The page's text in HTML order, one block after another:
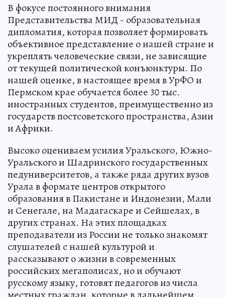
В фокусе постоянного внимания
Представительства МИД - образовательная
дипломатия, которая позволяет формировать
объективное представление о нашей стране и
укреплять человеческие связи, не зависящие
от текущей политической конъюнктуры. По
нашей оценке, в настоящее время в УрФО и
Пермском крае обучается более 30 тыс.
иностранных студентов, преимущественно из
государств постсоветского пространства, Азии
и Африки.
Высоко оцениваем усилия Уральского, Южно-
Уральского и Шадринского государственных
педуниверситетов, а также ряда других вузов
Урала в формате центров открытого
образования в Пакистане и Индонезии, Мали
и Сенегале, на Мадагаскаре и Сейшелах, в
других странах. На этих площадках
преподаватели из России не только знакомят
слушателей с нашей культурой и
рассказывают о жизни в современных
российских мегаполисах, но и обучают
русскому языку, готовят педагогов из числа